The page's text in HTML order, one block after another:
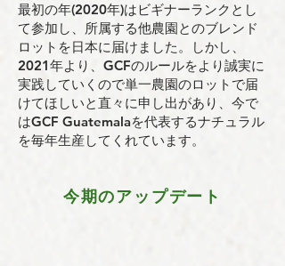
最初の年(2020年)はビギナーランクとし
て参加し、所属する他農園とのブレンド
ロットを⽇本に届けました。しかし、
2021年より、GCFのルールをより誠実に
実践していくので単⼀農園のロットで届
けてほしいと直々に申し出があり、今で
はGCF Guatemalaを代表するナチュラル
を毎年生産してくれています。
今期のアップデート